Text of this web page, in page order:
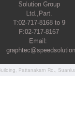
Pattanakarn Rd.,
Solution Group
Ltd.,Part.
T:02-717-8168 to 9
F:02-717-8167
Email: